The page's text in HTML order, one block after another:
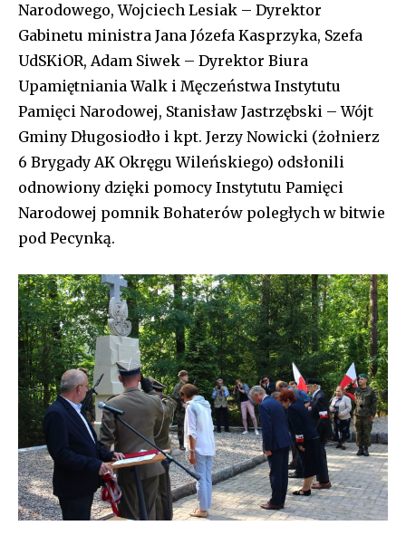
Narodowego, Wojciech Lesiak – Dyrektor
Gabinetu ministra Jana Józefa Kasprzyka, Szefa
UdSKiOR, Adam Siwek – Dyrektor Biura
Upamiętniania Walk i Męczeństwa Instytutu
Pamięci Narodowej, Stanisław Jastrzębski – Wójt
Gminy Długosiodło i kpt. Jerzy Nowicki (żołnierz
6 Brygady AK Okręgu Wileńskiego) odsłonili
odnowiony dzięki pomocy Instytutu Pamięci
Narodowej pomnik Bohaterów poległych w bitwie
pod Pecynką.